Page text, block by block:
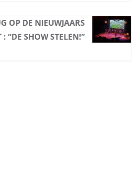
OP DE NIEUWJAARS
“DE SHOW STELEN!”